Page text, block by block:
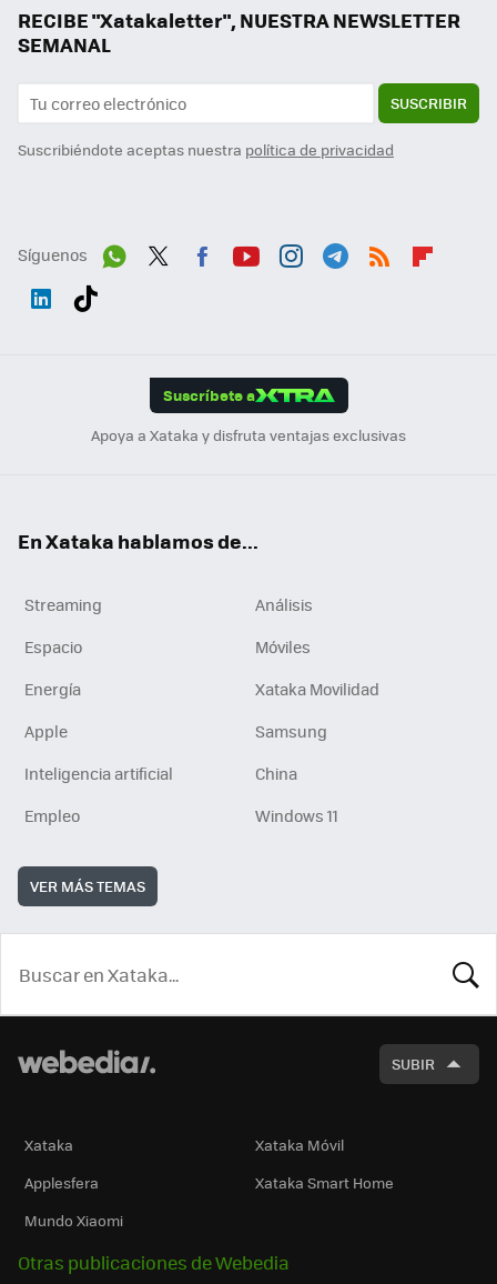
RECIBE "Xatakaletter", NUESTRA NEWSLETTER
SEMANAL
SUSCRIBIR
Suscribiéndote aceptas nuestra política de privacidad
Síguenos
Suscríbete a
Apoya a Xataka y disfruta ventajas exclusivas
En Xataka hablamos de...
Streaming
Análisis
Espacio
Móviles
Energía
Xataka Movilidad
Apple
Samsung
Inteligencia artificial
China
Empleo
Windows 11
VER MÁS TEMAS
SUBIR
Xataka
Xataka Móvil
Applesfera
Xataka Smart Home
Mundo Xiaomi
Otras publicaciones de Webedia